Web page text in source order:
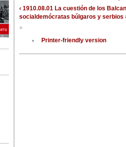
‹ 1910.08.01 La cuestión de los
socialdemócratas búlgaros y serbios
»
Printer-friendly version